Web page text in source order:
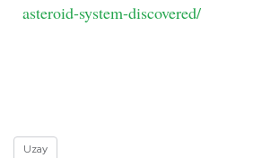
asteroid-system-discovered/
Uzay